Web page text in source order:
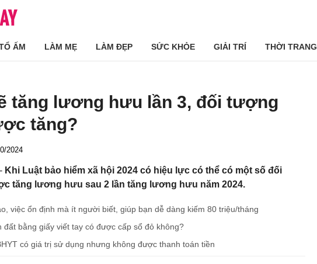
ẤM LÀM MẸ LÀM ĐẸP SỨC KHỎE GIẢI TRÍ THỜI TRANG
tăng lương hưu lần 3, đối tượng
tăng?
2024
- Khi Luật bảo hiểm xã hội 2024 có hiệu lực có thể có một số đối
tăng lương hưu sau 2 lần tăng lương hưu năm 2024.
việc ổn định mà ít người biết, giúp bạn dễ dàng kiếm 80 triệu/tháng
đất bằng giấy viết tay có được cấp sổ đỏ không?
có giá trị sử dụng nhưng không được thanh toán tiền